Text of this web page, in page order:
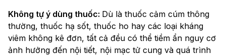
Không tự ý dùng thuốc: Dù là thuốc cảm cúm thông
thường, thuốc hạ sốt, thuốc ho hay các loại kháng
viêm không kê đơn, tất cả đều có thể tiềm ẩn nguy cơ
ảnh hưởng đến nội tiết, nội mạc tử cung và quá trình